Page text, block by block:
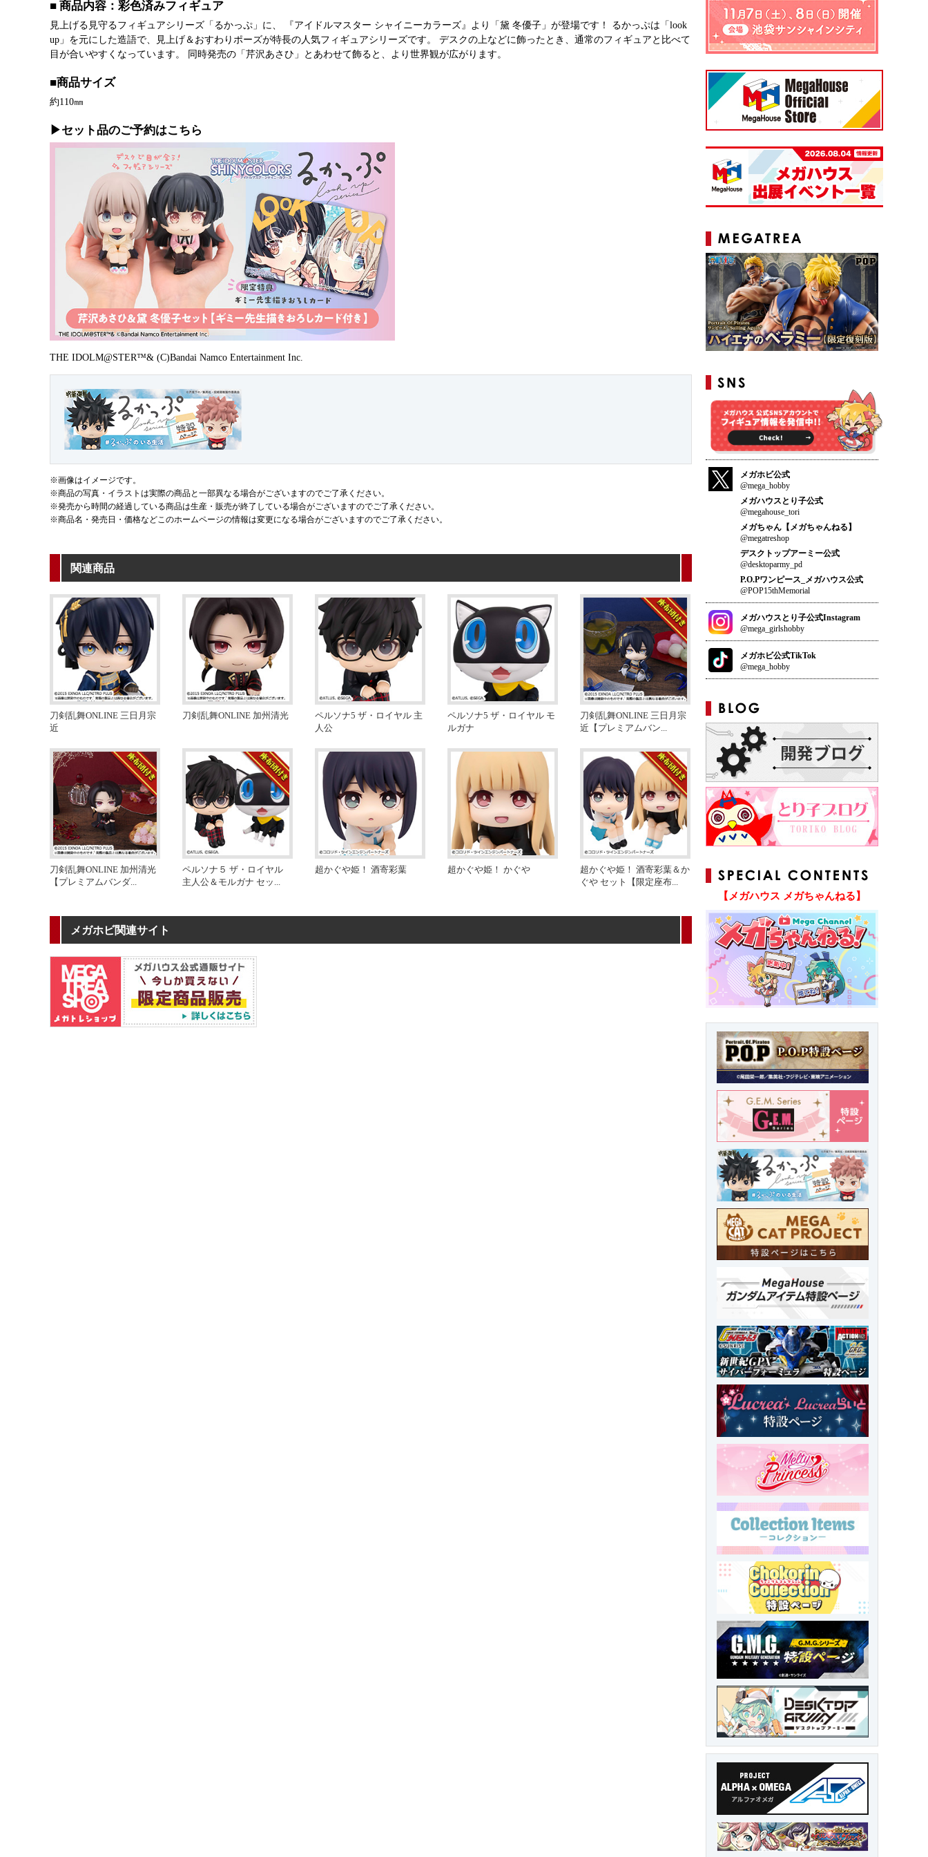
■ 商品内容：彩色済みフィギュア
見上げる見守るフィギュアシリーズ「るかっぷ」に、 『アイドルマスター シャイニーカラーズ』より「黛 冬優子」が登場です！ るかっぷは「look
up」を元にした造語で、見上げ＆おすわりポーズが特長の人気フィギュアシリーズです。 デスクの上などに飾ったとき、通常のフィギュアと比べて
目が合いやすくなっています。 同時発売の「芹沢あさひ」とあわせて飾ると、より世界観が広がります。
■商品サイズ
約110㎜
▶セット品のご予約はこちら
THE IDOLM@STER™& (C)Bandai Namco Entertainment Inc.
※画像はイメージです。
※商品の写真・イラストは実際の商品と一部異なる場合がございますのでご了承ください。
※発売から時間の経過している商品は生産・販売が終了している場合がございますのでご了承ください。
※商品名・発売日・価格などこのホームページの情報は変更になる場合がございますのでご了承ください。
関連商品
刀剣乱舞ONLINE 三日月宗
近
刀剣乱舞ONLINE 加州清光
ペルソナ5 ザ・ロイヤル 主
人公
ペルソナ5 ザ・ロイヤル モ
ルガナ
刀剣乱舞ONLINE 三日月宗
近【プレミアムバン
刀剣乱舞ONLINE 加州清光
【プレミアムバンダ
ペルソナ５ ザ・ロイヤル
主人公＆モルガナ セッ
超かぐや姫！ 酒寄彩葉 超かぐや姫！ かぐや
超かぐや姫！ 酒寄彩葉＆か
ぐや セット【限定座布
メガホビ関連サイト
メガホビ公式
@mega_hobby
メガハウスとり子公式
@megahouse_tori
メガちゃん【メガちゃんねる】
@megatreshop
デスクトップアーミー公式
@desktoparmy_pd
P.O.Pワンピース_メガハウス公式
@POP15thMemorial
メガハウスとり子公式Instagram
@mega_girlshobby
メガホビ公式TikTok
@mega_hobby
【メガハウス メガちゃんねる】